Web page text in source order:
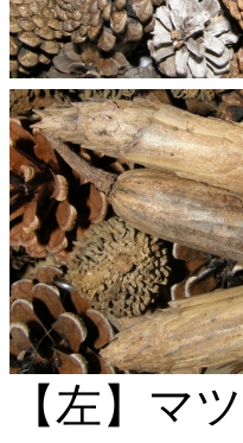
【左】マ